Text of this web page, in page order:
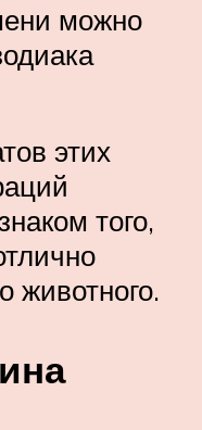
можно
этих
того,
животного.